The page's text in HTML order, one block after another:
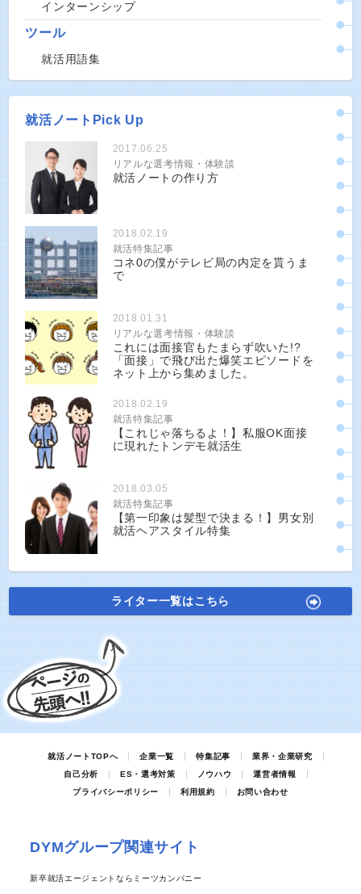
インターンシップ
ツール
就活用語集
就活ノートPick Up
2017.06.25
リアルな選考情報・体験談
就活ノートの作り方
2018.02.19
就活特集記事
コネ0の僕がテレビ局の内定を貰うま
で
2018.01.31
リアルな選考情報・体験談
これには面接官もたまらず吹いた!?
「面接」で飛び出た爆笑エピソードを
ネット上から集めました。
2018.02.19
就活特集記事
【これじゃ落ちるよ！】私服OK面接
に現れたトンデモ就活生
2018.03.05
就活特集記事
【第一印象は髪型で決まる！】男女別
就活ヘアスタイル特集
ライター一覧はこちら
就活ノートTOPへ 企業一覧 特集記事
業界・企業研究
自己分析
ES・選考対策 ノウハウ
運営者情報
プライバシーポリシー
利用規約 お問い合わせ
DYMグループ関連サイト
新卒就活エージェントならミーツカンパニー